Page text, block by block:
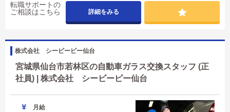
転職サポートの
ご相談はこちら
詳細をみる
株式会社 シービーピー仙台
宮城県仙台市若林区の自動車ガラス交換スタッフ (正
社員) | 株式会社 シービーピー仙台
月給